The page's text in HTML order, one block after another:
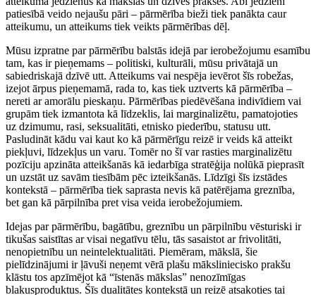
patiesībā veido nejaušu pāri – pārmērība bieži tiek panākta caur
atteikumu, un atteikums tiek veikts pārmērības dēļ.
Mūsu izpratne par pārmērību balstās idejā par ierobežojumu esamību
tam, kas ir pieņemams – politiski, kulturāli, mūsu privātajā un
sabiedriskajā dzīvē utt. Atteikums vai nespēja ievērot šīs robežas,
izejot ārpus pieņemamā, rada to, kas tiek uztverts kā pārmērība –
nereti ar amorālu pieskaņu. Pārmērības piedēvēšana indivīdiem vai
grupām tiek izmantota kā līdzeklis, lai marginalizētu, pamatojoties
uz dzimumu, rasi, seksualitāti, etnisko piederību, statusu utt.
Pasludināt kādu vai kaut ko kā pārmērīgu reizē ir veids kā atteikt
piekļuvi, līdzekļus un varu. Tomēr no šī var rasties marginalizētu
pozīciju apzināta atteikšanās kā iedarbīga stratēģija nolūkā pieprasīt
un uzstāt uz savām tiesībām pēc izteikšanās. Līdzīgi šīs izstādes
kontekstā – pārmērība tiek saprasta nevis kā patērējama greznība,
bet gan kā pārpilnība pret visa veida ierobežojumiem.
Idejas par pārmērību, bagātību, greznību un pārpilnību vēsturiski ir
tikušas saistītas ar visai negatīvu tēlu, tās sasaistot ar frivolitāti,
nenopietnību un neintelektualitāti. Piemēram, mākslā, šie
pielīdzinājumi ir ļāvuši neņemt vērā plašu māksliniecisko prakšu
klāstu tos apzīmējot kā “īstenās mākslas” nenozīmīgas
blakusproduktus. Šīs dualitātes kontekstā un reizē atsakoties tai